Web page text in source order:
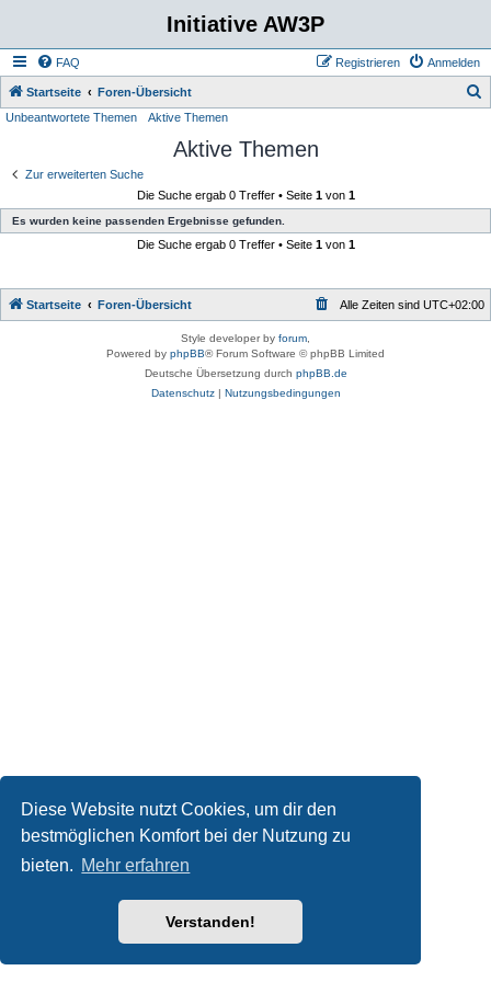
Diese Website nutzt Cookies, um dir den
bestmöglichen Komfort bei der Nutzung zu
bieten. Mehr erfahren
Verstanden!
Initiative AW3P
FAQ Anmelden
Registrieren
Startseite Foren-Übersicht
Unbeantwortete Themen Aktive Themen
Aktive Themen
Zur erweiterten Suche
Die Suche ergab 0 Treffer • Seite 1von 1
Es wurden keine passenden Ergebnisse gefunden.
Die Suche ergab 0 Treffer • Seite 1von 1
Startseite Foren-Übersicht Alle Zeiten sind UTC+02:00
Style developer by forum
Powered by phpBB® Forum Software © phpBB Limited
Deutsche Übersetzung durch phpBB.de
Datenschutz| Nutzungsbedingungen